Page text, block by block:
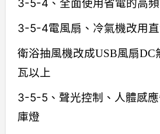
3-5-4、全面使用省電的高
3-5-4電風扇、冷氣機改用直
衛浴抽風機改成USB風扇DC
瓦以上
3-5-5、聲光控制、人體感
庫燈